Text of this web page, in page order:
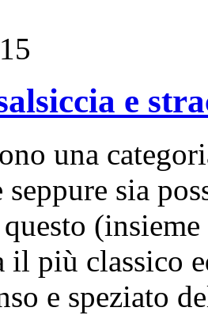
15
e
una
seppure sia
il più classico
e speziato